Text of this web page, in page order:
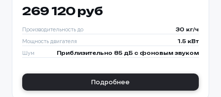
269 120 руб
Производительность до 30 кг/ч
Мощность двигателя 1.5 кВт
Шум Приблизительно 85 дБ с фоновым звуком
Подробнее